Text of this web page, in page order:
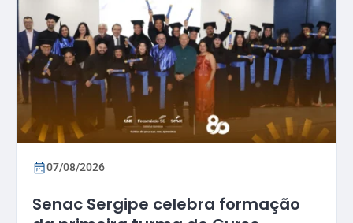
07/08/2026
Senac Sergipe celebra formação